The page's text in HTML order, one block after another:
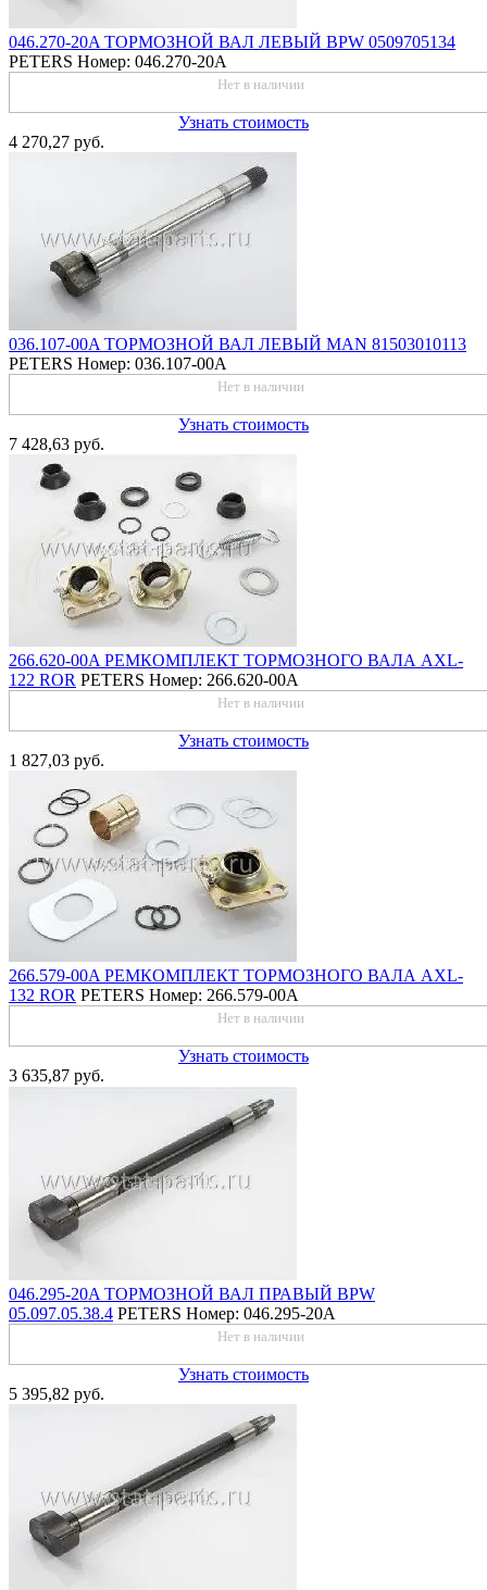
046.270-20A ТОРМОЗНОЙ ВАЛ ЛЕВЫЙ BPW 0509705134
PETERS Номер: 046.270-20A
Нет в наличии
Узнать стоимость
4 270,27 руб.
036.107-00A ТОРМОЗНОЙ ВАЛ ЛЕВЫЙ MAN 81503010113
PETERS Номер: 036.107-00A
Нет в наличии
Узнать стоимость
7 428,63 руб.
266.620-00A РЕМКОМПЛЕКТ ТОРМОЗНОГО ВАЛА AXL-
122 ROR PETERS Номер: 266.620-00A
Нет в наличии
Узнать стоимость
1 827,03 руб.
266.579-00A РЕМКОМПЛЕКТ ТОРМОЗНОГО ВАЛА AXL-
132 ROR PETERS Номер: 266.579-00A
Нет в наличии
Узнать стоимость
3 635,87 руб.
046.295-20A ТОРМОЗНОЙ ВАЛ ПРАВЫЙ BPW
05.097.05.38.4 PETERS Номер: 046.295-20A
Нет в наличии
Узнать стоимость
5 395,82 руб.